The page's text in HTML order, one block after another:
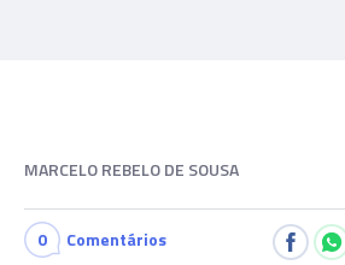
MARCELO REBELO DE SOUSA
0 Comentários